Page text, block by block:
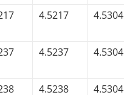
4.5217 4.5304
4.5237 4.5304
4.5238 4.5304